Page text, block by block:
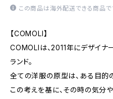
この商品は海外配送できる商品で
【COMOLI】
COMOLIは、2011年にデザイ
ランド。
全ての洋服の原型は、ある目的
この考えを基に、その時の気分